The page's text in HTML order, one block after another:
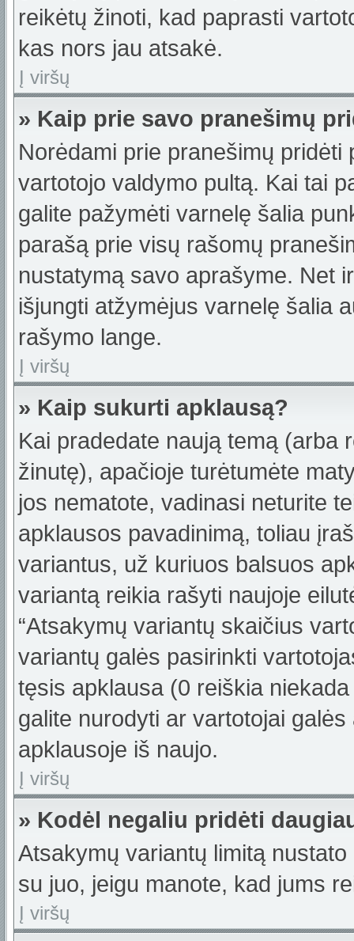
reikėtų žinoti, kad paprasti
kas nors jau atsakė.
Į viršų
» Kaip prie savo pranešimų
Norėdami prie pranešimų
vartotojo valdymo pultą. Kai tai
galite pažymėti varnelę šalia
parašą prie visų rašomų
nustatymą savo aprašyme. Net
išjungti atžymėjus varnelę šalia
rašymo lange.
Į viršų
» Kaip sukurti apklausą?
Kai pradedate naują temą (arba
žinutę), apačioje turėtumėte
jos nematote, vadinasi neturite
apklausos pavadinimą, toliau
variantus, už kuriuos balsuos
variantą reikia rašyti naujoje
“Atsakymų variantų skaičius
variantų galės pasirinkti
tęsis apklausa (0 reiškia
galite nurodyti ar vartotojai
apklausoje iš naujo.
Į viršų
» Kodėl negaliu pridėti
Atsakymų variantų limitą
su juo, jeigu manote, kad jums
Į viršų